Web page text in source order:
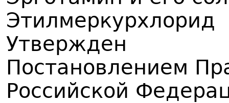
Этилмеркурхлорид
Утвержден
Постановлением
Российской